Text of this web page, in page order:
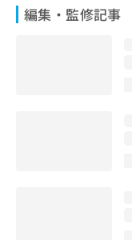
編集・監修記事